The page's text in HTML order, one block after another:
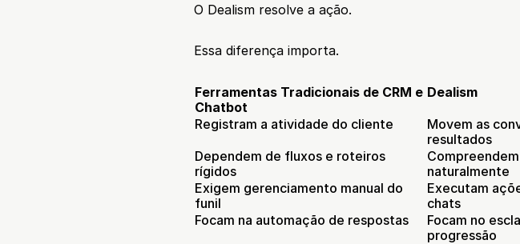
O Dealism resolve a ação.
Essa diferença importa.
Ferramentas Tradicionais de CRM e
Chatbot
Dealism
Registram a atividade do cliente
Movem as
resultados
Dependem de fluxos e roteiros
rígidos
naturalmente
Exigem gerenciamento manual do
funil
Executam
chats
Focam na automação de respostas
Focam no
progressão